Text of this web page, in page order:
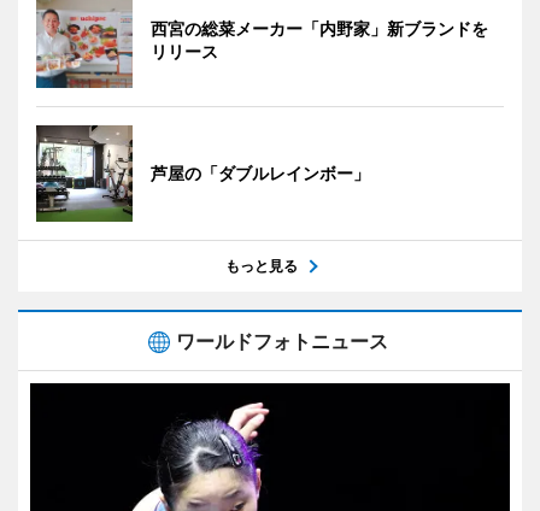
西宮の総菜メーカー「内野家」新ブランドを
リリース
芦屋の「ダブルレインボー」
もっと見る
ワールドフォトニュース